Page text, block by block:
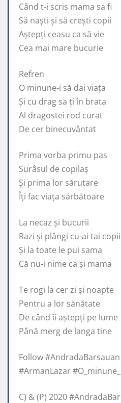
Când t-i scris mama sa fi
Să naști și să crești copii
Aștepți ceasu ca să vie
Cea mai mare bucurie
Refren
O minune-i să dai viața
Și cu drag sa ți în brata
Al dragostei rod curat
De cer binecuvântat
Prima vorba primu pas
Surâsul de copilaș
Și prima lor sărutare
Îți fac viața sărbătoare
La necaz și bucurii
Razi și plângi cu-ai tai copii
Și la toate le pui sama
Că nu-i nime ca și mama
Te rogi la cer zi și noapte
Pentru a lor sănătate
De când îi aștepți pe lume
Până merg de langa tine
Follow #AndradaBarsauan
#ArmanLazar
C) & (P) 2020